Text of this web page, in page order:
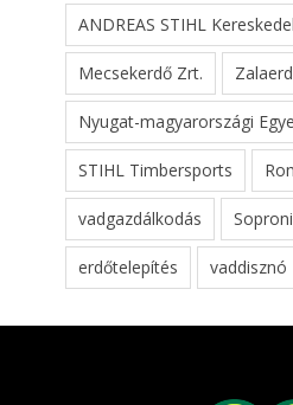
ANDREAS STIHL
Mecsekerdő Zrt.
Nyugat-magyarországi
STIHL Timbersports
vadgazdálkodás
erdőtelepítés vaddisznó